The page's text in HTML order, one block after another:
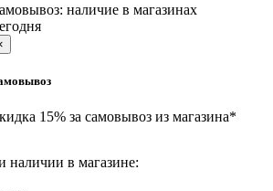
наличие в магазинах
15% за самовывоз из магазина*
наличии в магазине: